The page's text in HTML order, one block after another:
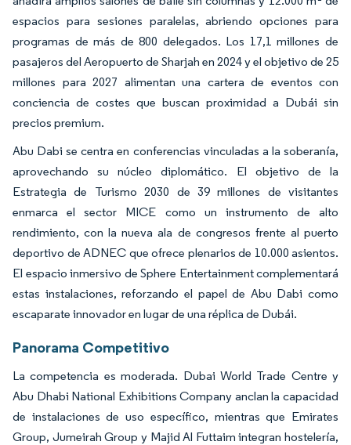
espacios para sesiones paralelas, abriendo opciones para
programas de más de 800 delegados. Los 17,1 millones de
pasajeros del Aeropuerto de Sharjah en 2024 y el objetivo de 25
millones para 2027 alimentan una cartera de eventos con
conciencia de costes que buscan proximidad a Dubái sin
precios premium.
Abu Dabi se centra en conferencias vinculadas a la soberanía,
aprovechando su núcleo diplomático. El objetivo de la
Estrategia de Turismo 2030 de 39 millones de visitantes
enmarca el sector MICE como un instrumento de alto
rendimiento, con la nueva ala de congresos frente al puerto
deportivo de ADNEC que ofrece plenarios de 10.000 asientos.
El espacio inmersivo de Sphere Entertainment complementará
estas instalaciones, reforzando el papel de Abu Dabi como
escaparate innovador en lugar de una réplica de Dubái.
Panorama Competitivo
La competencia es moderada. Dubai World Trade Centre y
Abu Dhabi National Exhibitions Company anclan la capacidad
de instalaciones de uso específico, mientras que Emirates
Group, Jumeirah Group y Majid Al Futtaim integran hostelería,